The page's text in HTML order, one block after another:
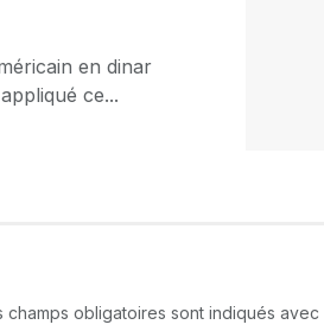
en dinar
ce...
champs obligatoires sont indiqués avec